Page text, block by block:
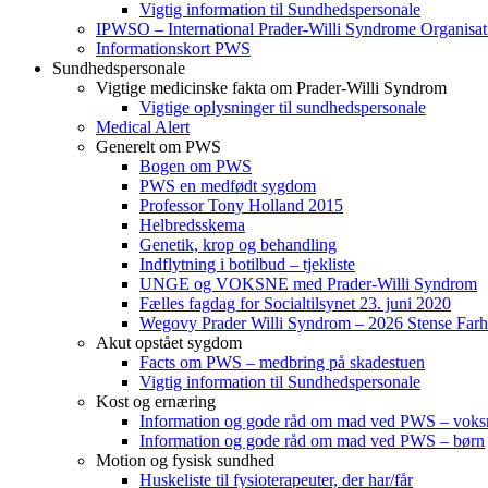
Vigtig information til Sundhedspersonale
IPWSO – International Prader-Willi Syndrome
Informationskort PWS
Sundhedspersonale
Vigtige medicinske fakta om Prader-Willi Syndrom
Vigtige oplysninger til sundhedspersonale
Medical Alert
Generelt om PWS
Bogen om PWS
PWS en medfødt sygdom
Professor Tony Holland 2015
Helbredsskema
Genetik, krop og behandling
Indflytning i botilbud – tjekliste
UNGE og VOKSNE med Prader-Willi Syndrom
Fælles fagdag for Socialtilsynet 23. juni 2020
Wegovy Prader Willi Syndrom – 2026 Stense
Akut opstået sygdom
Facts om PWS – medbring på skadestuen
Vigtig information til Sundhedspersonale
Kost og ernæring
Information og gode råd om mad ved PWS –
Information og gode råd om mad ved PWS – børn
Motion og fysisk sundhed
Huskeliste til fysioterapeuter, der har/får